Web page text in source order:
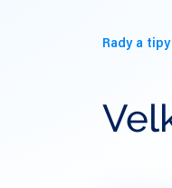
Rady a tipy